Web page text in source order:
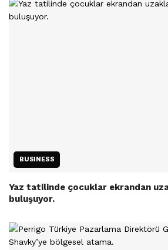
BUSINESS
Yaz tatilinde çocuklar ekrandan
buluşuyor.